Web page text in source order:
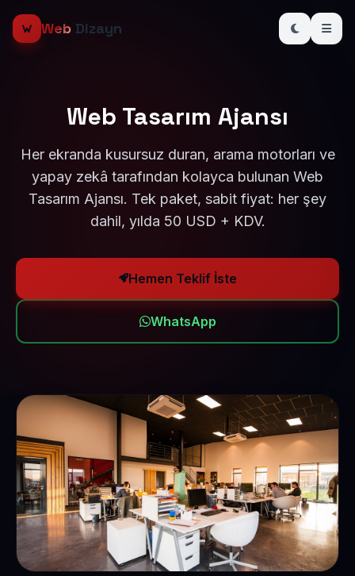
Web Dizayn
Web Tasarım Ajansı
Her ekranda kusursuz duran, arama motorları ve
yapay zekâ tarafından kolayca bulunan Web
Tasarım Ajansı. Tek paket, sabit fiyat: her şey
dahil, yılda 50 USD + KDV.
Hemen Teklif İste
WhatsApp